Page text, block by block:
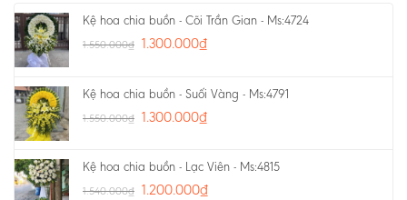
Kệ hoa chia buồn - Cõi Trần Gian - Ms:4724
1.550.000₫ 1.300.000₫
Kệ hoa chia buồn - Suối Vàng - Ms:4791
1.550.000₫ 1.300.000₫
Kệ hoa chia buồn - Lạc Viên - Ms:4815
1.540.000₫ 1.200.000₫